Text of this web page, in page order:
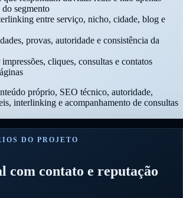
segmento
entre serviço, nicho, cidade, blog e
provas, autoridade e consistência da
cliques, consultas e contatos
próprio, SEO técnico, autoridade,
interlinking e acompanhamento de consultas
DO PROJETO
com contato e reputação